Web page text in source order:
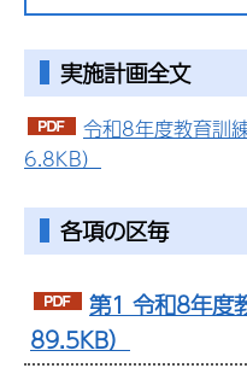
実施計画全文
令和8年度教育訓
6.8KB）
各項の区毎
第1 令和8年度
89.5KB）